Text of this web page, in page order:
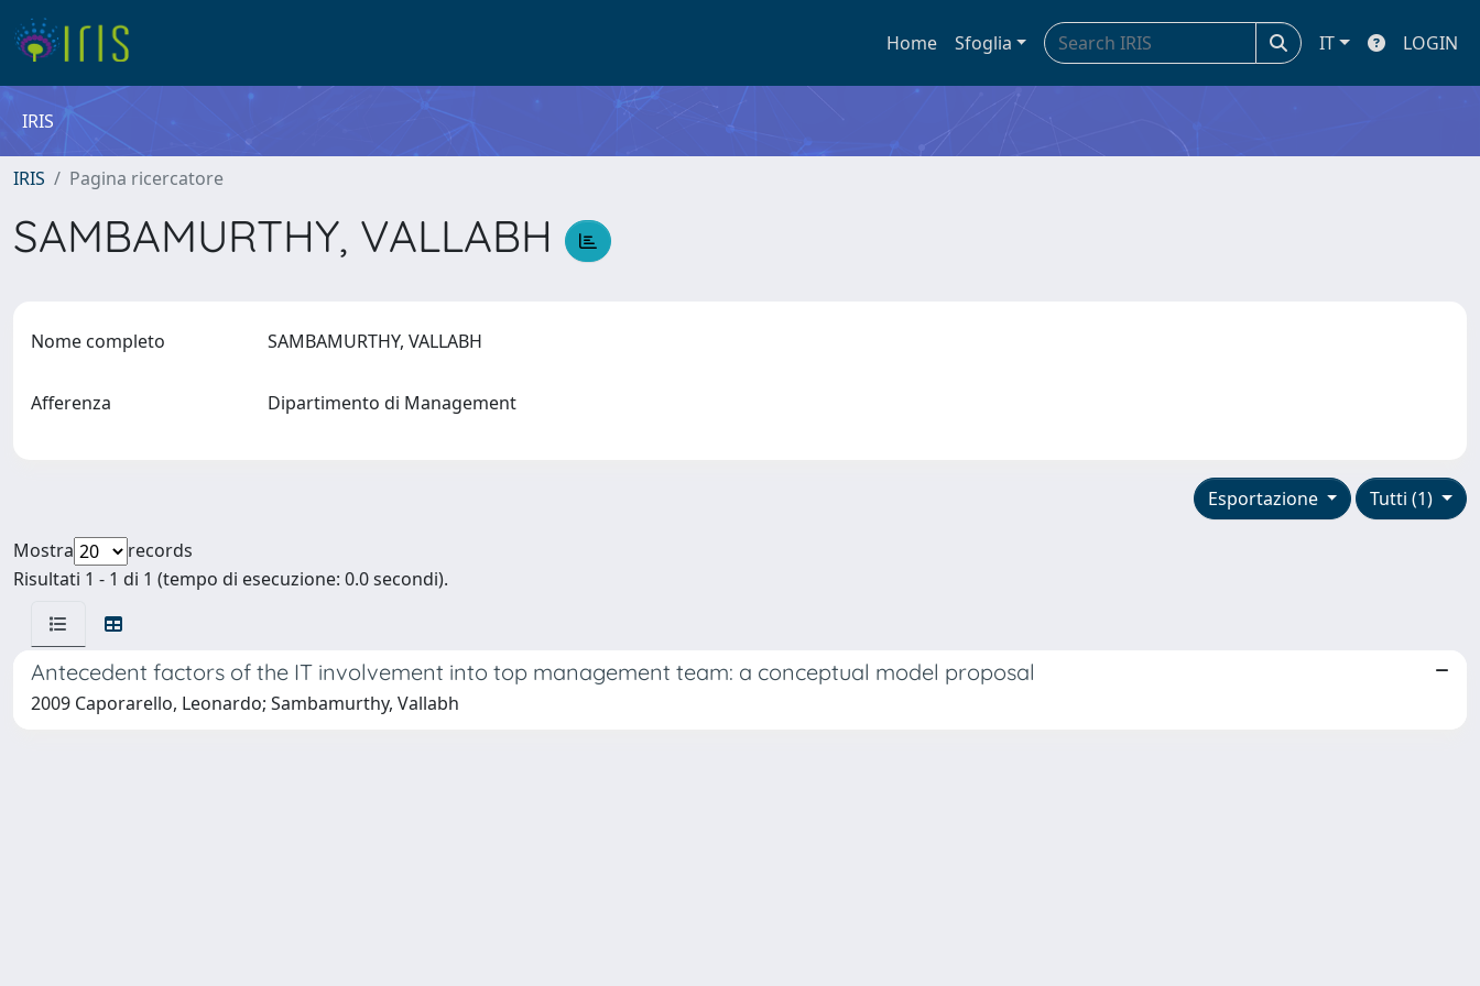
Home Sfoglia IT LOGIN
IRIS
IRIS Pagina ricercatore
SAMBAMURTHY, VALLABH
Nome completo SAMBAMURTHY, VALLABH
Afferenza Dipartimento di Management
Tutti (1)
Esportazione
Mostra
records
Risultati 1 - 1 di 1 (tempo di esecuzione: 0.0 secondi).
Antecedent factors of the IT involvement into top management team: a conceptual model proposal
2009 Caporarello, Leonardo; Sambamurthy, Vallabh